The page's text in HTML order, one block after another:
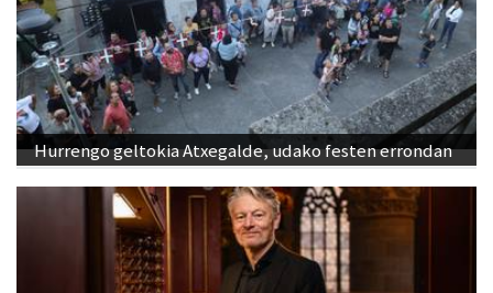
Hurrengo geltokia Atxegalde, udako festen errondan